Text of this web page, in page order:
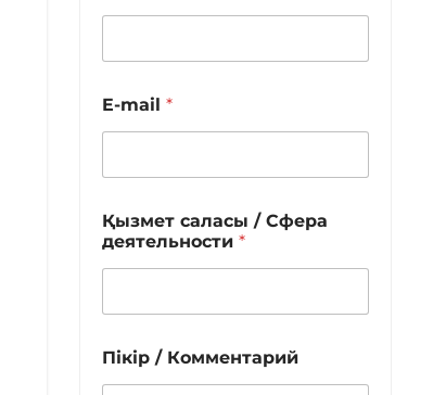
E-mail *
Қызмет саласы / Сфера
деятельности *
Пікір / Комментарий